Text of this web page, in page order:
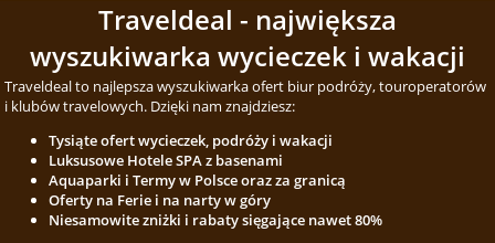
Traveldeal - największa
wyszukiwarka wycieczek i wakacji
Traveldeal to najlepsza wyszukiwarka ofert biur podróży, touroperatorów
i klubów travelowych. Dzięki nam znajdziesz:
Tysiąte ofert wycieczek, podróży i wakacji
Luksusowe Hotele SPA z basenami
Aquaparki i Termy w Polsce oraz za granicą
Oferty na Ferie i na narty w góry
Niesamowite zniżki i rabaty sięgające nawet 80%